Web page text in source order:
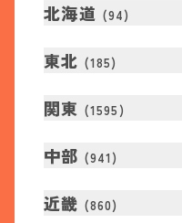
北海道 (94)
東北 (185)
関東 (1595 )
中部 (941 )
近畿 (860)